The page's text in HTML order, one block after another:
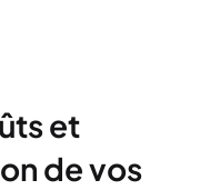
et
de vos